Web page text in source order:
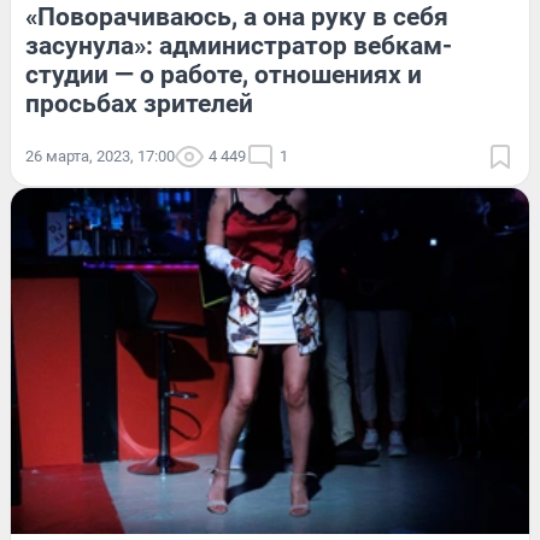
«Поворачиваюсь, а она руку в себя
засунула»: администратор вебкам-
студии — о работе, отношениях и
просьбах зрителей
26 марта, 2023, 17:00 4 449 1